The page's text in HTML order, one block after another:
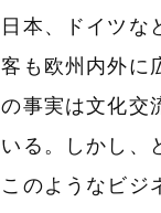
本、ドイツな
も欧州内外に
事実は文化交
る。しかし、
のようなビジ